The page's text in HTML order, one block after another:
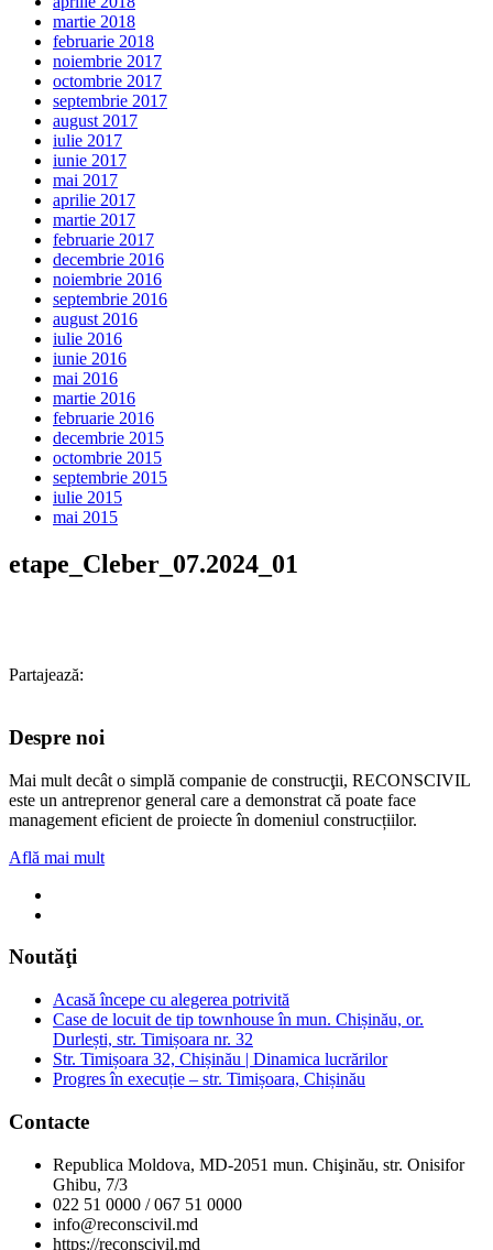
martie 2018
februarie 2018
noiembrie 2017
octombrie 2017
septembrie 2017
august 2017
iulie 2017
iunie 2017
mai 2017
aprilie 2017
martie 2017
februarie 2017
decembrie 2016
noiembrie 2016
septembrie 2016
august 2016
iulie 2016
iunie 2016
mai 2016
martie 2016
februarie 2016
decembrie 2015
octombrie 2015
septembrie 2015
iulie 2015
mai 2015
etape_Cleber_07.2024_01
Partajează:
Despre noi
Mai mult decât o simplă companie de construcţii, RECONSCIVIL
este un antreprenor general care a demonstrat că poate face
management eficient de proiecte în domeniul construcțiilor.
Află mai mult
Noutăţi
Acasă începe cu alegerea potrivită
Case de locuit de tip townhouse în mun. Chișinău, or.
Durlești, str. Timișoara nr. 32
Str. Timișoara 32, Chișinău | Dinamica lucrărilor
Progres în execuție – str. Timișoara, Chișinău
Contacte
Republica Moldova, MD-2051 mun. Chişinău, str. Onisifor
Ghibu, 7/3
022 51 0000 / 067 51 0000
info@reconscivil.md
https://reconscivil.md